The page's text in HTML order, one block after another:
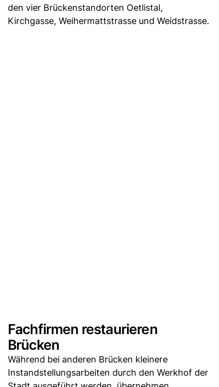
den vier Brückenstandorten Oetlistal,
Kirchgasse, Weihermattstrasse und Weidstrasse.
Fachfirmen restaurieren
Brücken
Während bei anderen Brücken kleinere
Instandstellungsarbeiten durch den Werkhof der